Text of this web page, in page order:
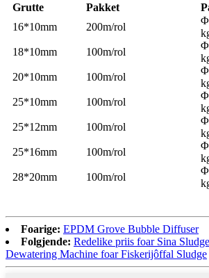
Grutte Pakket
16*10mm
200m/rol
18*10mm
100m/rol
20*10mm
100m/rol
25*10mm
100m/rol
25*12mm
100m/rol
25*16mm
100m/rol
28*20mm
100m/rol
Foarige: EPDM Grove Bubble Diffuser
Folgjende: Redelike priis foar Sina
Dewatering Machine foar Fiskerijôffal Sludge